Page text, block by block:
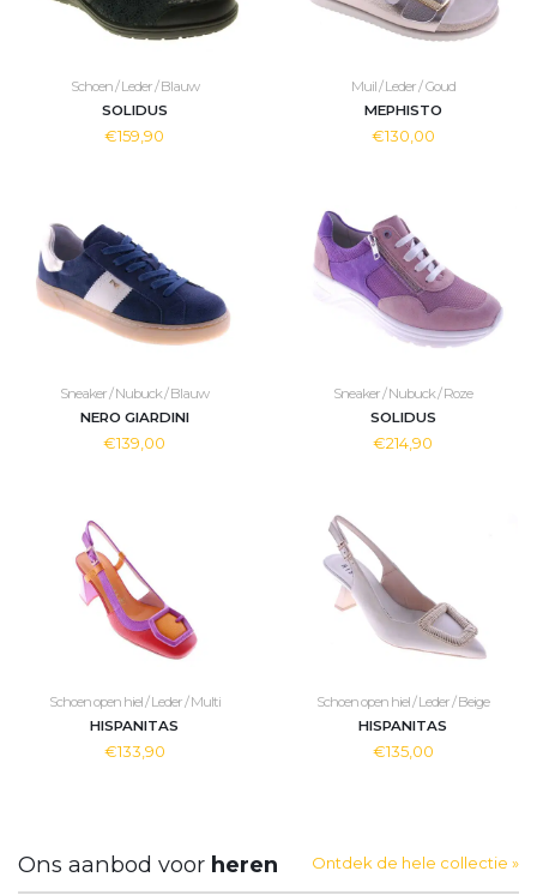
Schoen / Leder / Blauw
SOLIDUS
€159,90
Muil / Leder / Goud
MEPHISTO
€130,00
Sneaker / Nubuck / Blauw
NERO GIARDINI
€139,00
Sneaker / Nubuck / Roze
SOLIDUS
€214,90
Schoen open hiel / Leder / Multi
HISPANITAS
€133,90
Schoen open hiel / Leder / Beige
HISPANITAS
€135,00
Ons aanbod voor heren Ontdek de hele collectie »